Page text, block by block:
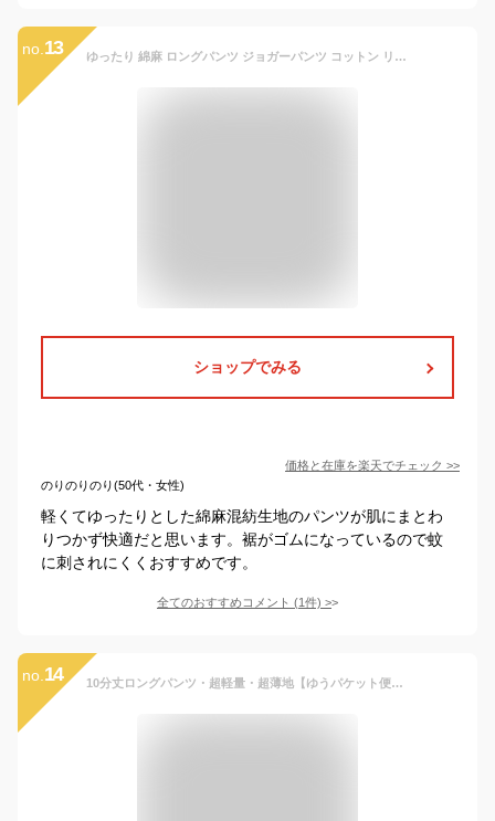
no. 13 ゆったり 綿麻 ロングパンツ ジョガーパンツ コットン リネン キッズ 男の子 子供服 黒(ブラック, 120)
ショップでみる
価格と在庫を楽天でチェック >>
のりのりのり(50代・女性)
軽くてゆったりとした綿麻混紡生地のパンツが肌にまとわ
りつかず快適だと思います。裾がゴムになっているので蚊
に刺されにくくおすすめです。
全てのおすすめコメント (1件) >
no. 14 10分丈ロングパンツ・超軽量・超薄地【ゆうパケット便2枚まで/宅配便あす楽対応】子供ズボン ボトムズ パンツ パンツ ズボンこども 半ズボン 子供 キッズ ジュニア 男の子 女の子 子供服 コットンリネン 無地